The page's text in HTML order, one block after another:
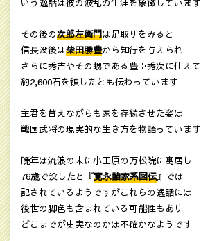
いう逸話は彼の波乱の生涯を象徴しています
その後の次郎左衛門は足取りをみると
信長没後は柴田勝豊から知行を与えられ
さらに秀吉やその甥である豊臣秀次に仕えて
約2,600石を領したとも伝わっています
主君を替えながらも家を存続させた姿は
戦国武将の現実的な生き方を物語っています
晩年は流浪の末に小田原の万松院に寓居し
76歳で没したと『寛永諸家系図伝』では
記されているようですがこれらの逸話には
後世の脚色も含まれている可能性もあり
どこまでが史実なのかは不確かなようです